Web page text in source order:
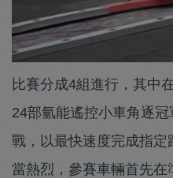
比賽分成4組進行，其中
24部氫能遙控小車角逐
戰，以最快速度完成指定
當熱烈，參賽車輛首先